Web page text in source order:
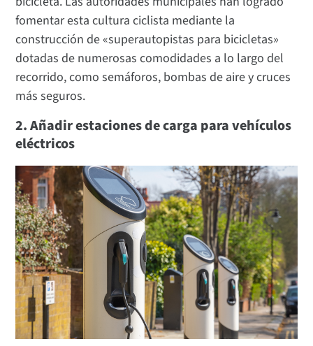
fomentar esta cultura ciclista mediante la
construcción de «superautopistas para bicicletas»
dotadas de numerosas comodidades a lo largo del
recorrido, como semáforos, bombas de aire y cruces
más seguros.
2. Añadir estaciones de carga para vehículos
eléctricos